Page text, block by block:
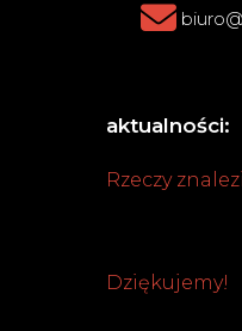
aktualności:
Rzeczy
Dziękujemy!